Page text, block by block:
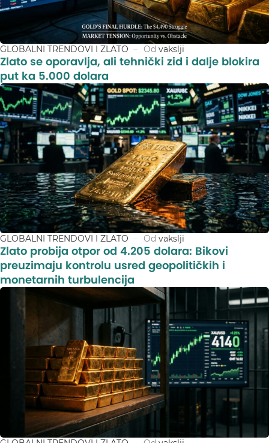
GLOBALNI TRENDOVI I ZLATO Od vakslji
Zlato se oporavlja, ali tehnički zid i dalje blokira
put ka 5.000 dolara
GLOBALNI TRENDOVI I ZLATO Od vakslji
Zlato probija otpor od 4.205 dolara: Bikovi
preuzimaju kontrolu usred geopolitičkih i
monetarnih turbulencija